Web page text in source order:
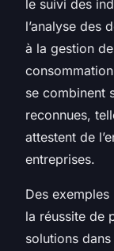
le suivi des
l’analyse des
à la gestion
se combinent
reconnues,
attestent de
entreprises.
Des
la réussite de
solutions